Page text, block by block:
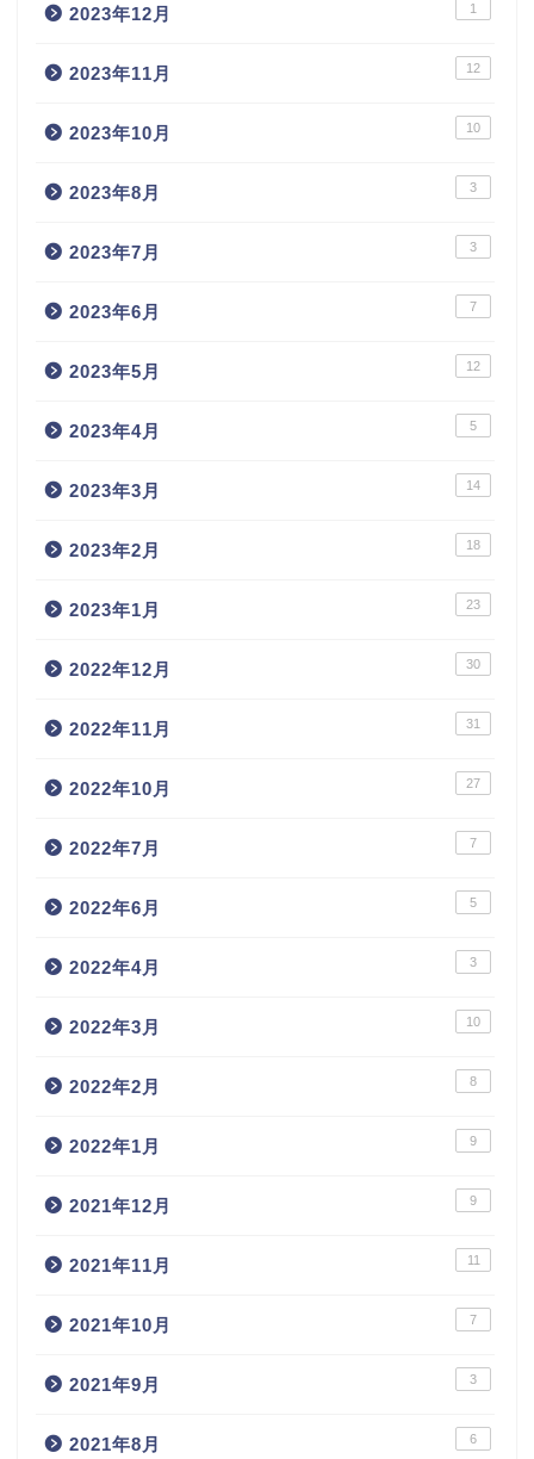
2023年12月 1
2023年11月 12
2023年10月 10
2023年8月 3
2023年7月 3
2023年6月 7
2023年5月 12
2023年4月 5
2023年3月 14
2023年2月 18
2023年1月 23
2022年12月 30
2022年11月 31
2022年10月 27
2022年7月 7
2022年6月 5
2022年4月 3
2022年3月 10
2022年2月 8
2022年1月 9
2021年12月 9
2021年11月 11
2021年10月 7
2021年9月 3
2021年8月 6